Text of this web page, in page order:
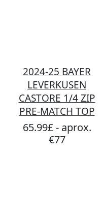
2024-25 BAYER
LEVERKUSEN
CASTORE 1/4 ZIP
PRE-MATCH TOP
65.99£ - aprox.
€77